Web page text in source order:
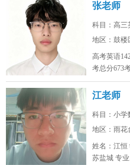
张老师
地区：鼓楼
高考英语
考总分673
江老师
科目：小学
地区：雨花
姓名：江恒
苏盐城 专